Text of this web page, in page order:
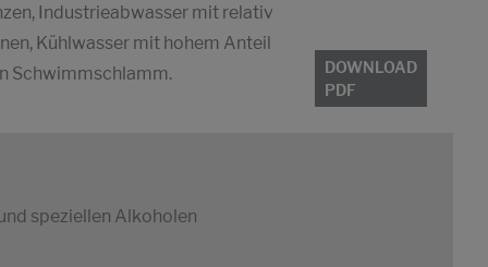
Industrieabwasser mit relativ
Kühlwasser mit hohem Anteil
Schwimmschlamm.
DOWNLOAD
PDF
speziellen Alkoholen